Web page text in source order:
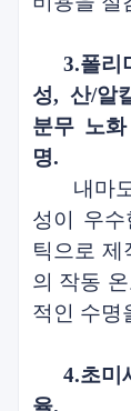
3.폴리
성, 산/알
분무 노
명.
내마
성이 우
틱으로 제
의 작동
적인 수명
4.초미
율.